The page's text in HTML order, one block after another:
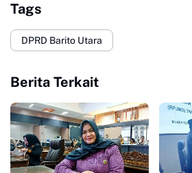
Tags
DPRD Barito Utara
Berita Terkait